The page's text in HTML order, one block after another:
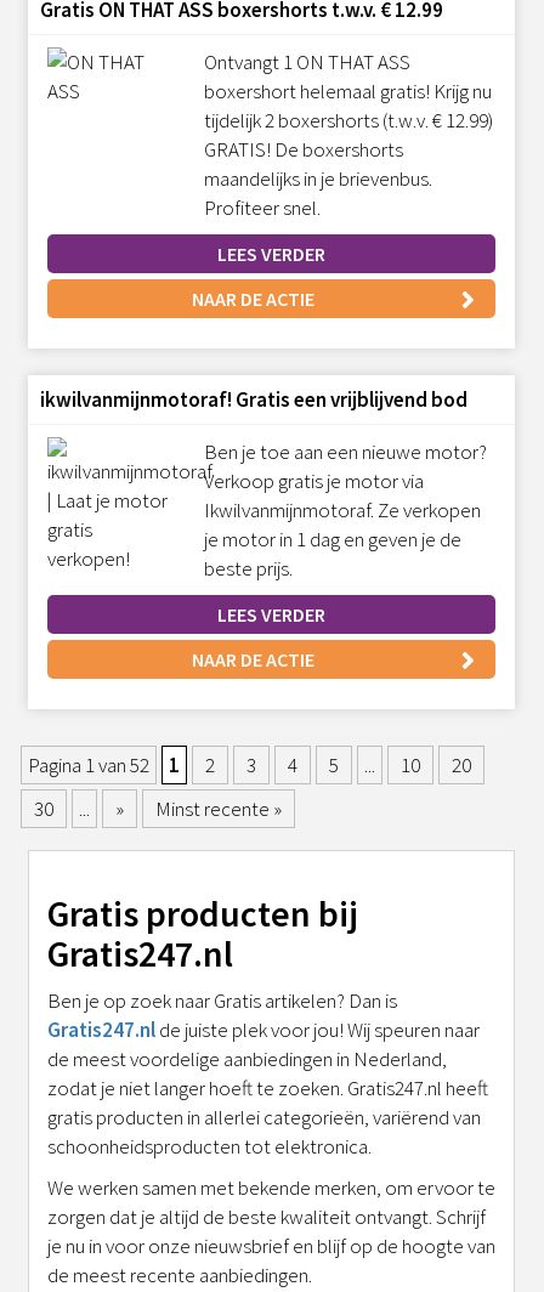
Gratis ON THAT ASS boxershorts t.w.v. € 12.99
Ontvangt 1 ON THAT ASS
boxershort helemaal gratis! Krijg nu
tijdelijk 2 boxershorts (t.w.v. € 12.99)
GRATIS! De boxershorts
maandelijks in je brievenbus.
Profiteer snel.
LEES VERDER
NAAR DE ACTIE
ikwilvanmijnmotoraf! Gratis een vrijblijvend bod
Ben je toe aan een nieuwe motor?
Verkoop gratis je motor via
Ikwilvanmijnmotoraf. Ze verkopen
je motor in 1 dag en geven je de
beste prijs.
LEES VERDER
NAAR DE ACTIE
Pagina 1 van 52 1 2 3 4 5 ... 10
20
30
... » Minst recente »
Gratis producten bij
Gratis247.nl
Ben je op zoek naar Gratis artikelen? Dan is
Gratis247.nlde juiste plek voor jou! Wij speuren naar
de meest voordelige aanbiedingen in Nederland,
zodat je niet langer hoeft te zoeken. Gratis247.nl heeft
gratis producten in allerlei categorieën, variërend van
schoonheidsproducten tot elektronica.
We werken samen met bekende merken, om ervoor te
zorgen dat je altijd de beste kwaliteit ontvangt. Schrijf
je nu in voor onze nieuwsbrief en blijf op de hoogte van
de meest recente aanbiedingen.